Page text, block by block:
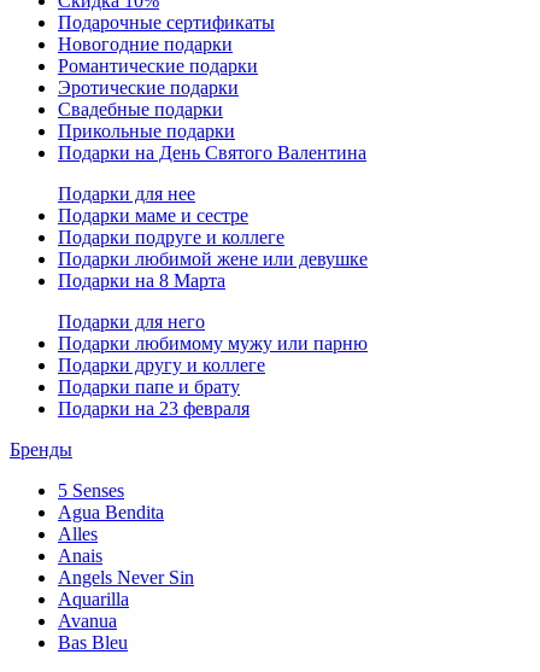
Подарочные сертификаты
Новогодние подарки
Романтические подарки
Эротические подарки
Свадебные подарки
Прикольные подарки
Подарки на День Святого Валентина
Подарки для нее
Подарки маме и сестре
Подарки подруге и коллеге
Подарки любимой жене или девушке
Подарки на 8 Марта
Подарки для него
Подарки любимому мужу или парню
Подарки другу и коллеге
Подарки папе и брату
Подарки на 23 февраля
Бренды
5 Senses
Agua Bendita
Alles
Anais
Angels Never Sin
Aquarilla
Avanua
Bas Bleu